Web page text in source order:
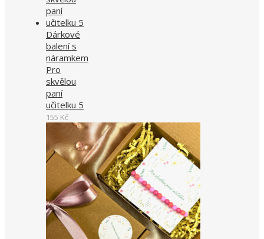
Dárkové
balení s
náramkem
Pro
skvělou
paní
učitelku 5
155 Kč